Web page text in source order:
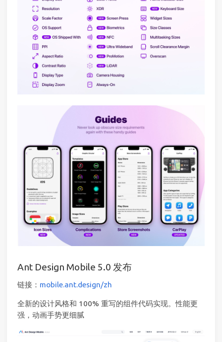
Ant Design Mobile 5.0 发布
链接： mobile.ant.design/zh
全新的设计风格和 100% 重写的组件代码实现。性能更
强，动画手势更细腻